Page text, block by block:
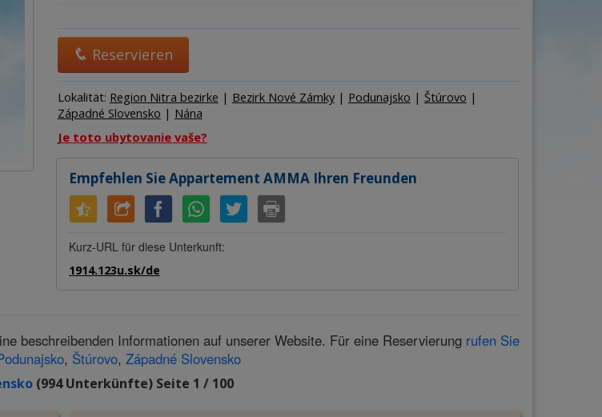
Hotel
Reservieren
Lokalität: Region Nitra bezirke | Bezirk Nové Zámky | Podunajsko | Štúrovo |
Západné Slovensko | Nána
Je toto ubytovanie vaše?
Empfehlen Sie Appartement AMMA Ihren Freunden
Kurz-URL für diese Unterkunft:
1914.123u.sk/de
beschreibenden Informationen auf unserer Website. Für eine Reservierung rufen Sie
, Štúrovo, Západné Slovensko
(994 Unterkünfte) Seite 1 / 100